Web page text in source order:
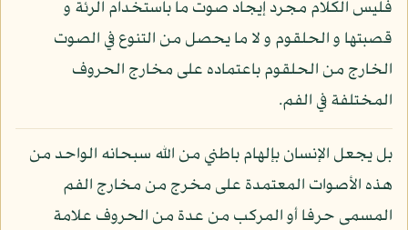
فليس الكلام مجرد إيجاد صوت ما باستخدام الرئة و
قصبتها و الحلقوم و لا ما يحصل من التنوع في الصوت
الخارج من الحلقوم باعتماده على مخارج الحروف
المختلفة في الفم.
بل يجعل الإنسان بإلهام باطني من الله سبحانه الواحد من
هذه الأصوات المعتمدة على مخرج من مخارج الفم
المسمى حرفا أو المركب من عدة من الحروف علامة